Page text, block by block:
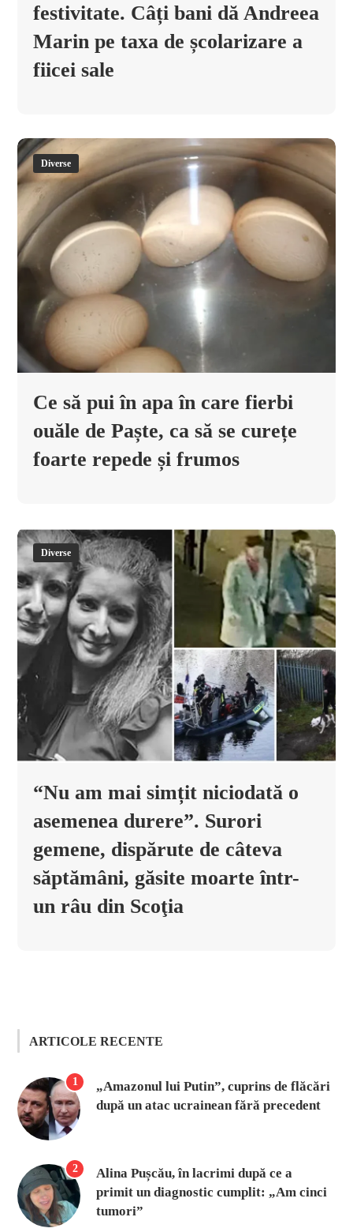
festivitate. Câți bani dă Andreea
Marin pe taxa de școlarizare a
fiicei sale
Diverse
Ce să pui în apa în care fierbi
ouăle de Paște, ca să se curețe
foarte repede și frumos
Diverse
“Nu am mai simțit niciodată o
asemenea durere”. Surori
gemene, dispărute de câteva
săptămâni, găsite moarte într-
un râu din Scoţia
ARTICOLE RECENTE
1
„Amazonul lui Putin”, cuprins de flăcări
după un atac ucrainean fără precedent
2
Alina Pușcău, în lacrimi după ce a
primit un diagnostic cumplit: „Am cinci
tumori”